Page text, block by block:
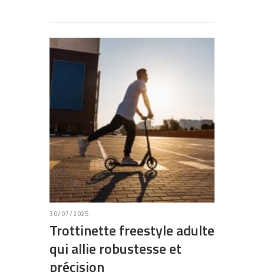
30/07/2025
Trottinette freestyle adulte
qui allie robustesse et
précision